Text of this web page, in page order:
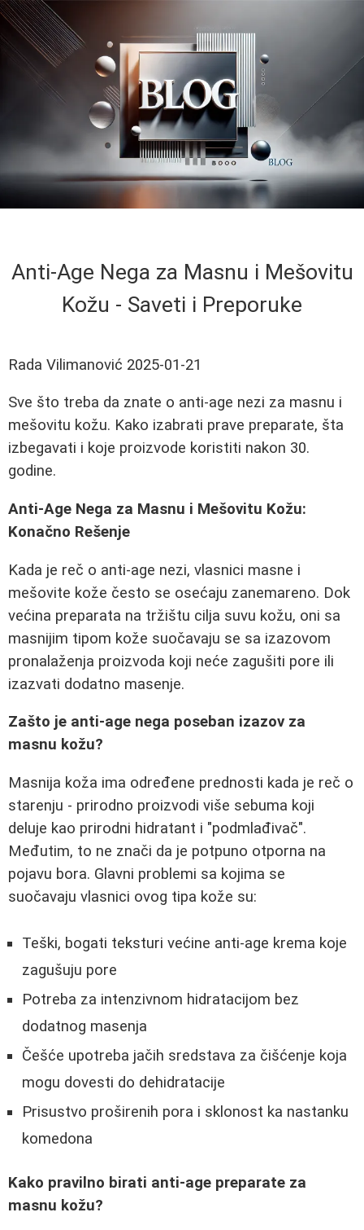
Anti-Age Nega za Masnu i Mešovitu
Kožu - Saveti i Preporuke
Rada Vilimanović 2025-01-21
Sve što treba da znate o anti-age nezi za masnu i
mešovitu kožu. Kako izabrati prave preparate, šta
izbegavati i koje proizvode koristiti nakon 30.
godine.
Anti-Age Nega za Masnu i Mešovitu Kožu:
Konačno Rešenje
Kada je reč o anti-age nezi, vlasnici masne i
mešovite kože često se osećaju zanemareno. Dok
većina preparata na tržištu cilja suvu kožu, oni sa
masnijim tipom kože suočavaju se sa izazovom
pronalaženja proizvoda koji neće zagušiti pore ili
izazvati dodatno masenje.
Zašto je anti-age nega poseban izazov za
masnu kožu?
Masnija koža ima određene prednosti kada je reč o
starenju - prirodno proizvodi više sebuma koji
deluje kao prirodni hidratant i "podmlađivač".
Međutim, to ne znači da je potpuno otporna na
pojavu bora. Glavni problemi sa kojima se
suočavaju vlasnici ovog tipa kože su:
Teški, bogati teksturi većine anti-age krema koje
zagušuju pore
Potreba za intenzivnom hidratacijom bez
dodatnog masenja
Češće upotreba jačih sredstava za čišćenje koja
mogu dovesti do dehidratacije
Prisustvo proširenih pora i sklonost ka nastanku
komedona
Kako pravilno birati anti-age preparate za
masnu kožu?